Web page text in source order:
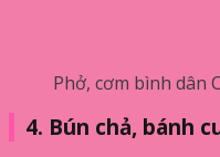
Phở, cơm bình dân
4. Bún chả, bánh